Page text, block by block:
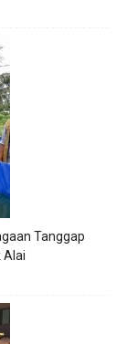
Tanggap
Alai